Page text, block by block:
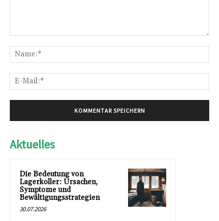
Aktuelles
Die Bedeutung von
Lagerkoller: Ursachen,
Symptome und
Bewältigungsstrategien
30.07.2026